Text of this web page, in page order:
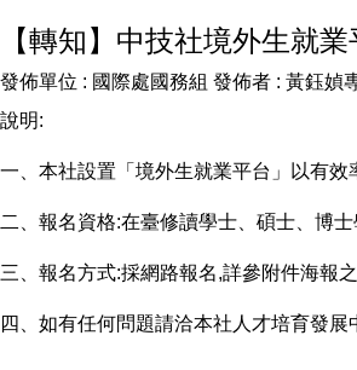
【轉知】中技社境外生就業
發佈單位 : 國際處國務組 發佈者 : 黃鈺媜
說明:
一、本社設置「境外生就業平台」以有效
二、報名資格:在臺修讀學士、碩士、博士
三、報名方式:採網路報名,詳參附件海報
四、如有任何問題請洽本社人才培育發